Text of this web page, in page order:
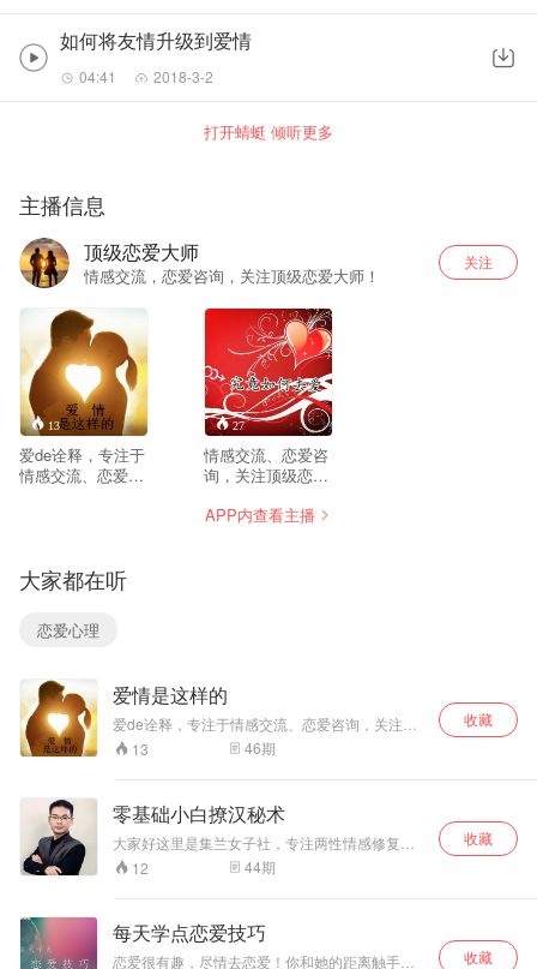
如何将友情升级到爱情
04:41 2018-3-2
打开蜻蜓 倾听更多
主播信息
顶级恋爱大师
情感交流，恋爱咨询，关注顶级恋爱大师！
关注
13
爱de诠释，专注于
情感交流、恋爱咨
27
情感交流、恋爱咨
询，关注顶级恋爱
场高手，早日得到
APP内查看主播
大家都在听
恋爱心理
爱情是这样的
爱de诠释，专注于情感交流、恋爱咨询，关注顶
级恋爱大师！
13 46期
收藏
零基础小白撩汉秘术
大家好这里是集兰女子社，专注两性情感修复、
挽回爱情， 添加V：maodok 进入社群
12 44期
收藏
每天学点恋爱技巧
恋爱很有趣，尽情去恋爱！你和她的距离触手可
收藏